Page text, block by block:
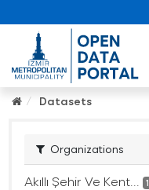
Datasets
Organizations
Akıllı Şehir Ve Kent... 1